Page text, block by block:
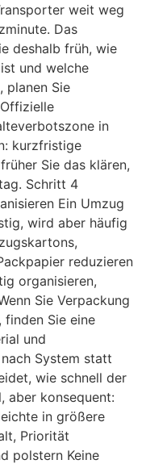
weit weg
Das
deshalb früh, wie
und welche
planen Sie
in
kurzfristige
Sie das klären,
Schritt 4
Ein Umzug
wird aber häufig
reduzieren
organisieren,
Sie Verpackung
finden Sie eine
und
System statt
wie schnell der
aber konsequent:
in größere
Priorität
polstern Keine